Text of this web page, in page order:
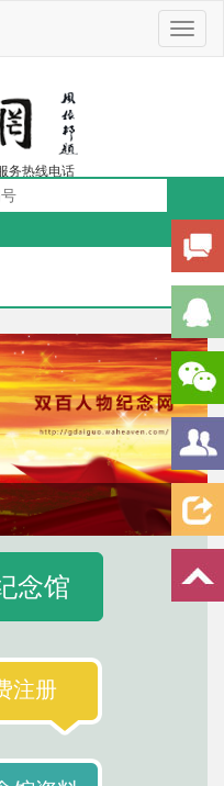
务热线电话
5505888
：9:00-18:00（周一至周五）
2 / 4
念馆
注册